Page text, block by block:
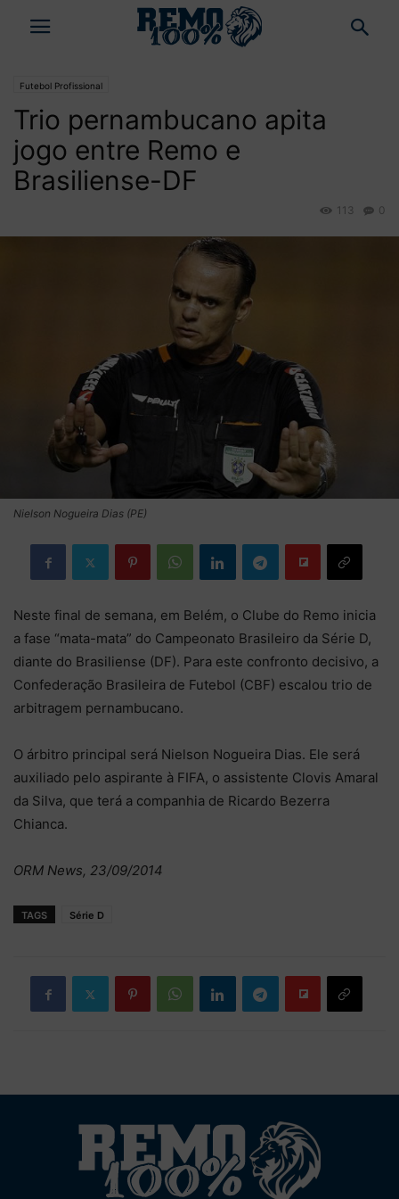
Futebol Profissional
Trio pernambucano apita
jogo entre Remo e
Brasiliense-DF
0
113
Nielson Nogueira Dias (PE)
Neste final de semana, em Belém, o Clube do Remo inicia
a fase “mata-mata” do Campeonato Brasileiro da Série D,
diante do Brasiliense (DF). Para este confronto decisivo, a
Confederação Brasileira de Futebol (CBF) escalou trio de
arbitragem pernambucano.
O árbitro principal será Nielson Nogueira Dias. Ele será
auxiliado pelo aspirante à FIFA, o assistente Clovis Amaral
da Silva, que terá a companhia de Ricardo Bezerra
Chianca.
ORM News, 23/09/2014
TAGS Série D